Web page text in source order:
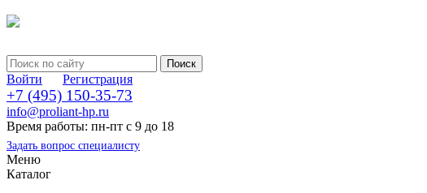
Войти Регистрация
+7 (495) 150-35-73
info@proliant-hp.ru
Время работы: пн-пт с 9 до 18
Задать вопрос специалисту
Меню
Каталог